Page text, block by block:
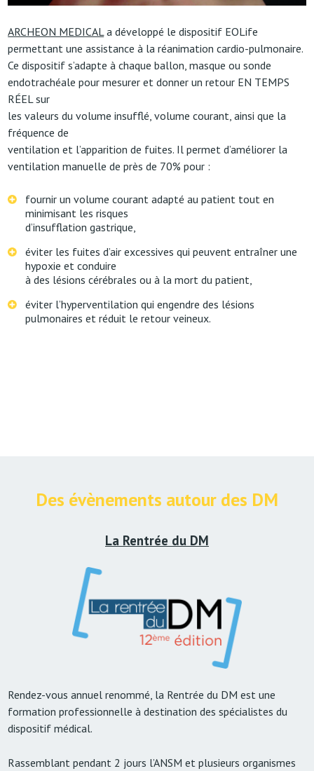
ARCHEON MEDICALa développé le dispositif EOLife
permettant une assistance à la réanimation cardio-pulmonaire.
Ce dispositif s’adapte à chaque ballon, masque ou sonde
endotrachéale pour mesurer et donner un retour EN TEMPS
RÉEL sur
les valeurs du volume insufflé, volume courant, ainsi que la
fréquence de
ventilation et l’apparition de fuites. Il permet d’améliorer la
ventilation manuelle de près de 70% pour :
fournir un volume courant adapté au patient tout en
minimisant les risques
d’insufflation gastrique,
éviter les fuites d’air excessives qui peuvent entraîner une
hypoxie et conduire
à des lésions cérébrales ou à la mort du patient,
éviter l’hyperventilation qui engendre des lésions
pulmonaires et réduit le retour veineux.
Des évènements autour des DM
La Rentrée du DM
Rendez-vous annuel renommé, la Rentrée du DM est une
formation professionnelle à destination des spécialistes du
dispositif médical.
Rassemblant pendant 2 jours l’ANSM et plusieurs organismes